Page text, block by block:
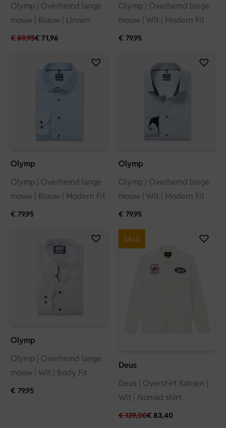
Olymp | Overhemd lange
mouw | Blauw | Linnen
€89,95€ 71,96
Olymp | Overhemd lange
mouw | Wit | Modern Fit
€ 79,95
Olymp
Olymp | Overhemd lange
mouw | Blauw | Modern Fit
€ 79,95
Olymp
Olymp | Overhemd lange
mouw | Wit | Modern Fit
€ 79,95
Olymp
Olymp | Overhemd lange
mouw | Wit | Body Fit
€ 79,95
Deus
SALE
Deus | Overshirt Katoen |
Wit | Nomad shirt
€139,00€ 83,40